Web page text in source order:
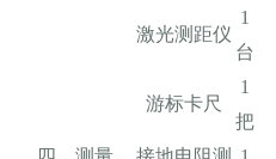
激光测距仪
1
台
游标卡尺
1
把